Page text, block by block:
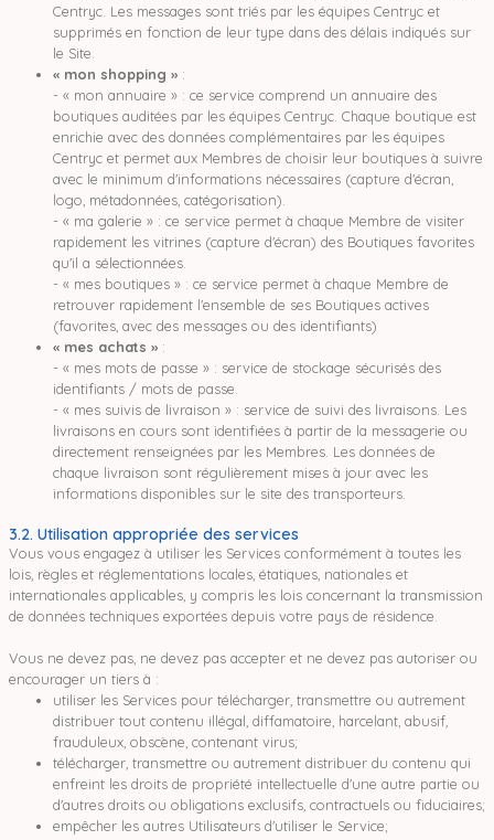
Centryc. Les messages sont triés par les équipes Centryc et
supprimés en fonction de leur type dans des délais indiqués sur
le Site.
« mon shopping » :
- « mon annuaire » : ce service comprend un annuaire des
boutiques auditées par les équipes Centryc. Chaque boutique est
enrichie avec des données complémentaires par les équipes
Centryc et permet aux Membres de choisir leur boutiques à suivre
avec le minimum d'informations nécessaires (capture d'écran,
logo, métadonnées, catégorisation).
- « ma galerie » : ce service permet à chaque Membre de visiter
rapidement les vitrines (capture d'écran) des Boutiques favorites
qu'il a sélectionnées.
- « mes boutiques » : ce service permet à chaque Membre de
retrouver rapidement l'ensemble de ses Boutiques actives
(favorites, avec des messages ou des identifiants)
« mes achats » :
- « mes mots de passe » : service de stockage sécurisés des
identifiants / mots de passe.
- « mes suivis de livraison » : service de suivi des livraisons. Les
livraisons en cours sont identifiées à partir de la messagerie ou
directement renseignées par les Membres. Les données de
chaque livraison sont régulièrement mises à jour avec les
informations disponibles sur le site des transporteurs.
3.2. Utilisation appropriée des services
Vous vous engagez à utiliser les Services conformément à toutes les
lois, règles et réglementations locales, étatiques, nationales et
internationales applicables, y compris les lois concernant la transmission
de données techniques exportées depuis votre pays de résidence.
Vous ne devez pas, ne devez pas accepter et ne devez pas autoriser ou
encourager un tiers à :
utiliser les Services pour télécharger, transmettre ou autrement
distribuer tout contenu illégal, diffamatoire, harcelant, abusif,
frauduleux, obscène, contenant virus;
télécharger, transmettre ou autrement distribuer du contenu qui
enfreint les droits de propriété intellectuelle d'une autre partie ou
d'autres droits ou obligations exclusifs, contractuels ou fiduciaires;
empêcher les autres Utilisateurs d'utiliser le Service;